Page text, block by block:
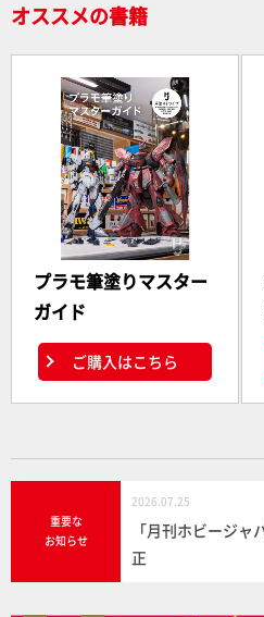
オススメの書籍
プラモ筆塗りマスター
ガイド
ご購入はこちら
重要な
お知らせ
2026.07.25
「月刊ホビージ
正